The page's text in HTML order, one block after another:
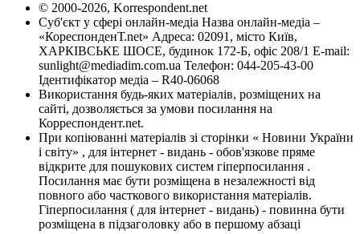
© 2000-2026, Korrespondent.net
Суб'єкт у сфері онлайн-медіа Назва онлайн-медіа –
«КореспонденТ.net» Адреса: 02091, місто Київ,
ХАРКІВСЬКЕ ШОСЕ, будинок 172-Б, офіс 208/1 E-mail:
sunlight@mediadim.com.ua Телефон: 044-205-43-00
Ідентифікатор медіа – R40-06068
Використання будь-яких матеріалів, розміщених на
сайті, дозволяється за умови посилання на
Корреспондент.net.
При копіюванні матеріалів зі сторінки « Новини України
і світу» , для інтернет - видань - обов'язкове пряме
відкрите для пошукових систем гіперпосилання .
Посилання має бути розміщена в незалежності від
повного або часткового використання матеріалів.
Гіперпосилання ( для інтернет - видань) - повинна бути
розміщена в підзаголовку або в першому абзаці